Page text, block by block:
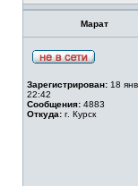
Марат
Зарегистрирован: 18
22:42
Сообщения: 4883
Откуда: г. Курск